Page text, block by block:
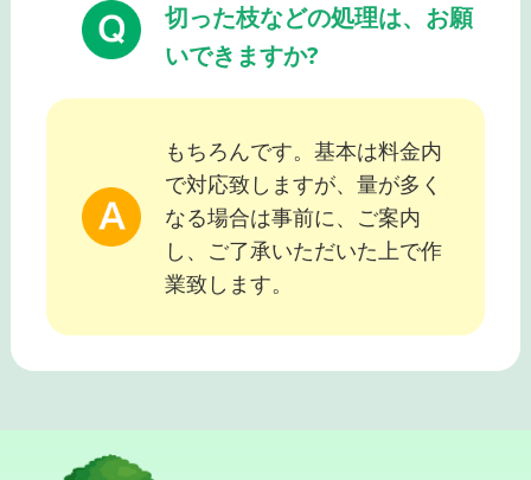
切った枝などの処理は、お願
いできますか?
もちろんです。基本は料金内
で対応致しますが、量が多く
なる場合は事前に、ご案内
し、ご了承いただいた上で作
業致します。